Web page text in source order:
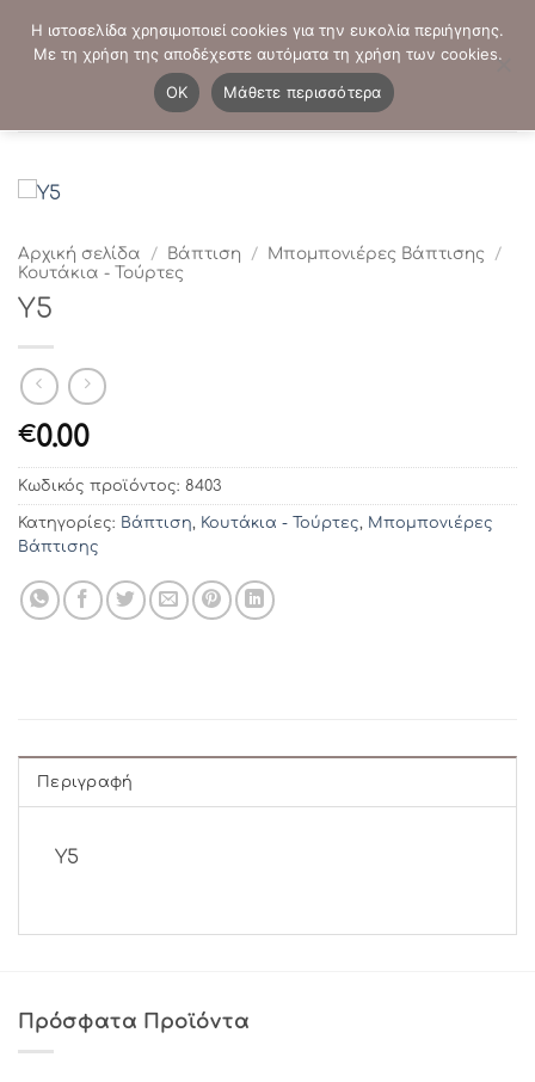
στο
ΤΗΛΕΦΩΝΙΚΕΣ ΠΑΡΑΓΓΕΛΙΕΣ: - 2103821941
Αρχική σελίδα / Βάπτιση / Μπομπονιέρες Βάπτισης
/
Κουτάκια - Τούρτες
Υ5
€0.00
Κωδικός προϊόντος: 8403
Κατηγορίες: Βάπτιση, Κουτάκια - Τούρτες, Μπομπονιέρες
Βάπτισης
Περιγραφή
Υ5
Πρόσφατα Προϊόντα
Η ιστοσελίδα χρησιμοποιεί cookies για την ευκολία περιήγησης.
Με τη χρήση της αποδέχεστε αυτόματα τη χρήση των cookies.
OK
Μάθετε περισσότερα